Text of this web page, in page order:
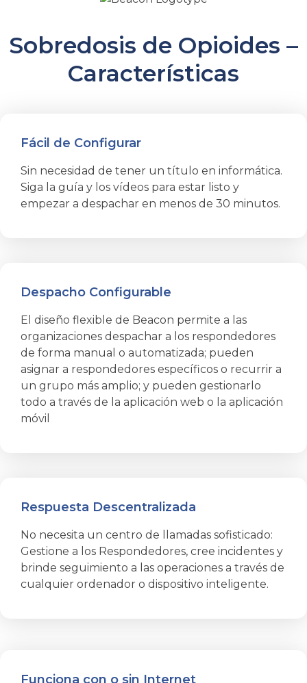
Sobredosis de Opioides –
Características
Fácil de Configurar
Sin necesidad de tener un título en informática.
Siga la guía y los vídeos para estar listo y
empezar a despachar en menos de 30 minutos.
Despacho Configurable
El diseño flexible de Beacon permite a las
organizaciones despachar a los respondedores
de forma manual o automatizada; pueden
asignar a respondedores específicos o recurrir a
un grupo más amplio; y pueden gestionarlo
todo a través de la aplicación web o la aplicación
móvil
Respuesta Descentralizada
No necesita un centro de llamadas sofisticado:
Gestione a los Respondedores, cree incidentes y
brinde seguimiento a las operaciones a través de
cualquier ordenador o dispositivo inteligente.
Funciona con o sin Internet